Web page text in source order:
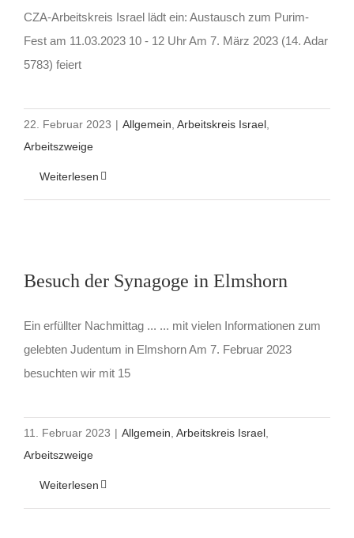
CZA-Arbeitskreis Israel lädt ein: Austausch zum Purim-
Fest am 11.03.2023 10 - 12 Uhr Am 7. März 2023 (14. Adar
5783) feiert
22. Februar 2023 | Allgemein Arbeitskreis Israel
Arbeitszweige
Weiterlesen
Besuch der Synagoge in Elmshorn
Ein erfüllter Nachmittag ... ... mit vielen Informationen zum
gelebten Judentum in Elmshorn Am 7. Februar 2023
besuchten wir mit 15
11. Februar 2023 | Allgemein Arbeitskreis Israel
Arbeitszweige
Weiterlesen